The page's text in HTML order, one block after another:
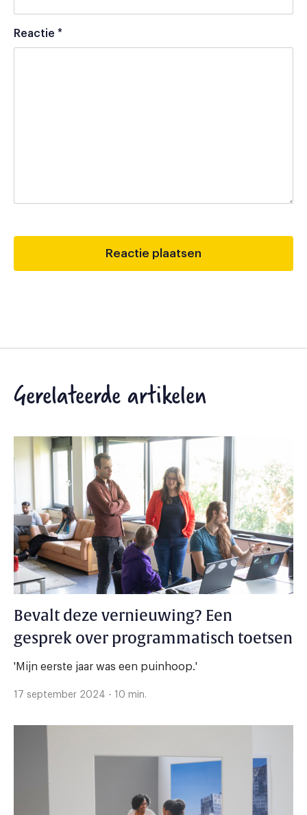
Reactie *
Gerelateerde artikelen
Bevalt deze vernieuwing? Een
gesprek over programmatisch toetsen
'Mijn eerste jaar was een puinhoop.'
17 september 2024 - 10 min.